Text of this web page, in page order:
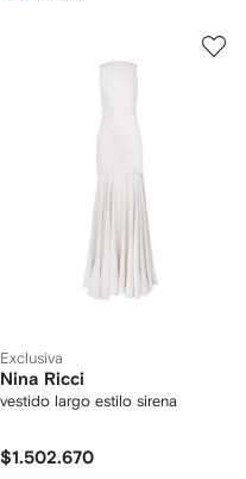
Exclusiva
Nina Ricci
vestido largo estilo sirena
$1.502.670